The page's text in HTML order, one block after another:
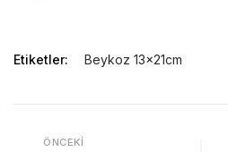
Etiketler: Beykoz 13x21cm
ÖNCEKI